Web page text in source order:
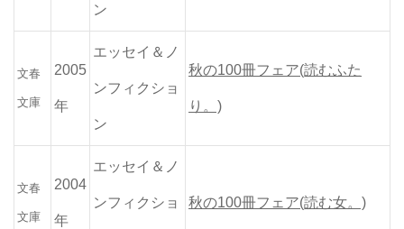
ン
文春
文庫
2005
年
エッセイ＆ノ
ンフィクショ
ン
秋の100冊フェア(読むふた
り。)
文春
文庫
2004
年
エッセイ＆ノ
ンフィクショ 秋の100冊フェア(読む女。)